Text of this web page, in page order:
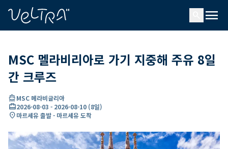
menu
MSC 멜라비리아로 가기 지중해 주유 8일
간 크루즈
directions_boatMSC 메라비글리아
card_travel2026-08-03 - 2026-08-10 (8일)
location_on마르세유 출발 - 마르세유 도착